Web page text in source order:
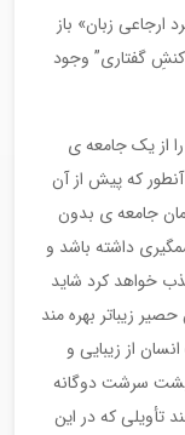
ارجاعی زبان» باز
گفتاری” وجود
از یک جامعه ی
که پیش از آن
جامعه ی بدون
داشته باشد و
خواهد کرد شاید
زیباتر بهره مند
از زیبایی و
سرشت دوگانه
که در این